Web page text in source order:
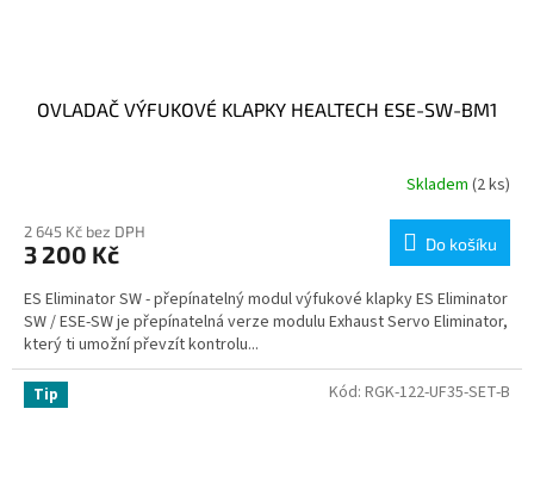
OVLADAČ VÝFUKOVÉ KLAPKY HEALTECH ESE-SW-BM1
Skladem (2 ks)
2 645 Kč bez DPH
3 200 Kč Do košíku
ES Eliminator SW - přepínatelný modul výfukové klapky ES Eliminator
SW / ESE-SW je přepínatelná verze modulu Exhaust Servo Eliminator,
který ti umožní převzít kontrolu...
Tip Kód: RGK-122-UF35-SET-B